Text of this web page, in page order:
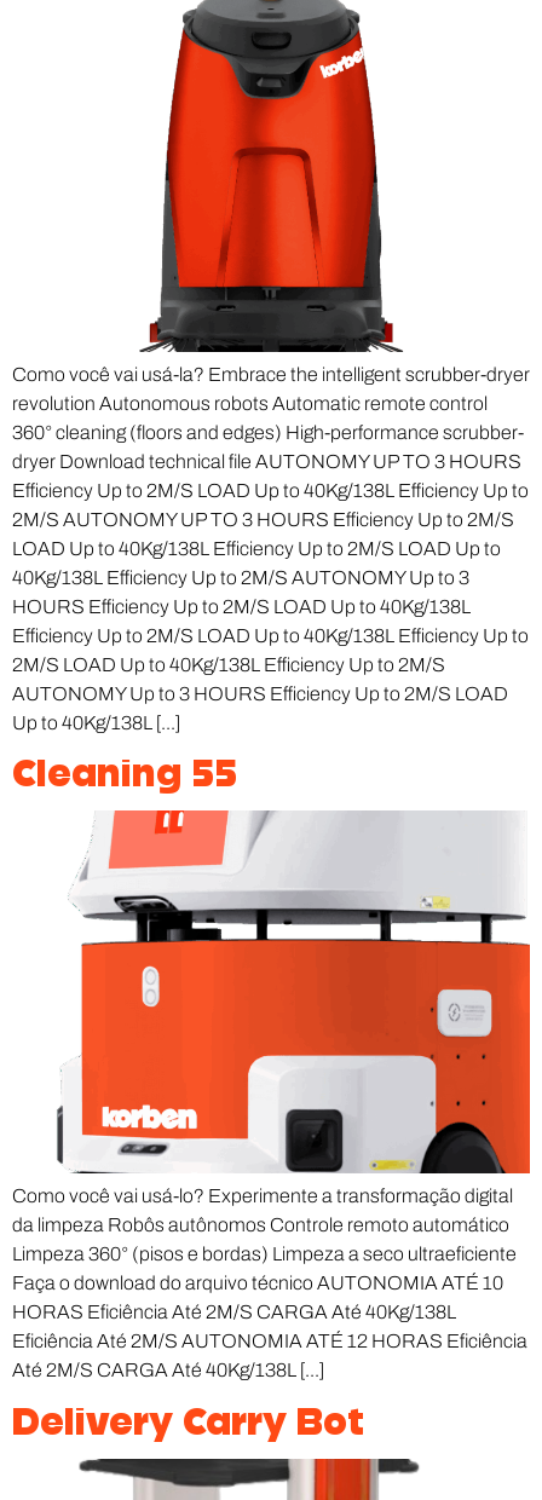
Como você vai usá-la? Embrace the intelligent scrubber-dryer
revolution Autonomous robots Automatic remote control
360° cleaning (floors and edges) High-performance scrubber-
dryer Download technical file AUTONOMY UP TO 3 HOURS
Efficiency Up to 2M/S LOAD Up to 40Kg/138L Efficiency Up to
2M/S AUTONOMY UP TO 3 HOURS Efficiency Up to 2M/S
LOAD Up to 40Kg/138L Efficiency Up to 2M/S LOAD Up to
40Kg/138L Efficiency Up to 2M/S AUTONOMY Up to 3
HOURS Efficiency Up to 2M/S LOAD Up to 40Kg/138L
Efficiency Up to 2M/S LOAD Up to 40Kg/138L Efficiency Up to
2M/S LOAD Up to 40Kg/138L Efficiency Up to 2M/S
AUTONOMY Up to 3 HOURS Efficiency Up to 2M/S LOAD
Up to 40Kg/138L [...]
Cleaning 55
Como você vai usá-lo? Experimente a transformação digital
da limpeza Robôs autônomos Controle remoto automático
Limpeza 360° (pisos e bordas) Limpeza a seco ultraeficiente
Faça o download do arquivo técnico AUTONOMIA ATÉ 10
HORAS Eficiência Até 2M/S CARGA Até 40Kg/138L
Eficiência Até 2M/S AUTONOMIA ATÉ 12 HORAS Eficiência
Até 2M/S CARGA Até 40Kg/138L [...]
Delivery Carry Bot